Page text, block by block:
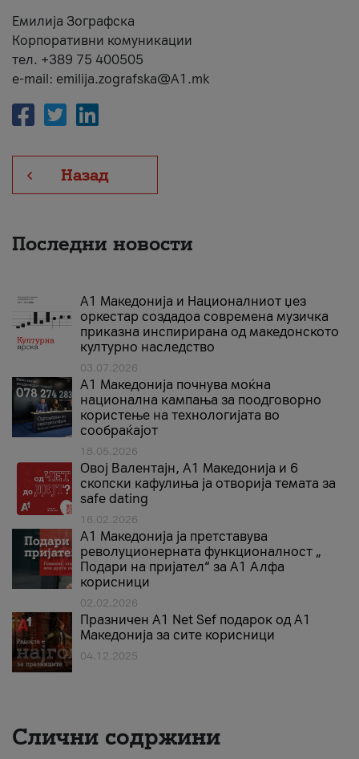
Емилија Зографска
Корпоративни комуникации
тел. +389 75 400505
e-mail: emilija.zografska@A1.mk
Назад
Последни новости
А1 Македонија и Националниот џез
оркестар создадоа современа музичка
приказна инспирирана од македонското
културно наследство
03.07.2026
A1 Македонија почнува моќна
национална кампања за поодговорно
користење на технологијата во
сообраќајот
18.05.2026
Овој Валентајн, A1 Македонија и 6
скопски кафулиња ја отворија темата за
safe dating
16.02.2026
А1 Македонија ја претставува
револуционерната функционалност „
Подари на пријател“ за А1 Алфа
корисници
02.02.2026
Празничен A1 Net Sеf подарок од А1
Македонија за сите корисници
04.12.2025
Слични содржини